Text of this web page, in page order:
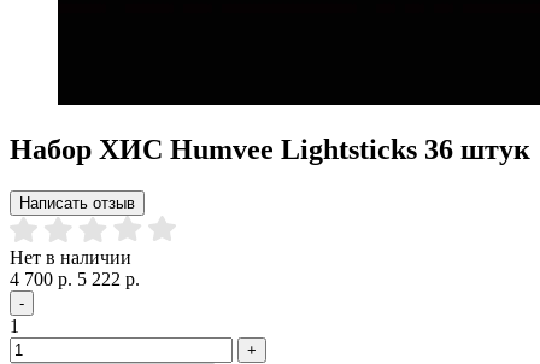
Набор ХИС Humvee Lightsticks 36 штук
Написать отзыв
Нет в наличии
4 700 р. 5 222 р.
-
1
+